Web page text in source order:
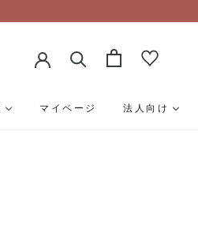
マイページ 法人向け